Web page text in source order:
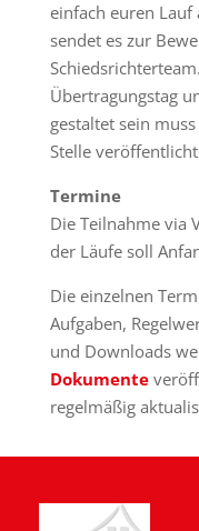
einfach euren
sendet es zur
Übertragungstag
gestaltet sein
Stelle
Termine
Die Teilnahme via
der Läufe soll
Die einzelnen
Aufgaben,
und Downloads
Dokumente
regelmäßig